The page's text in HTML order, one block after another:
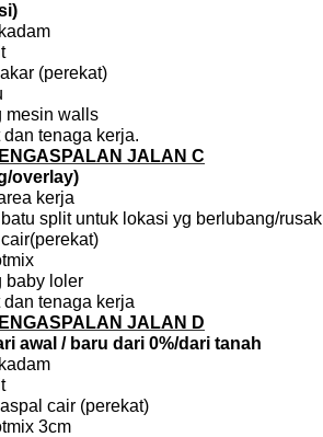
(perekat)
mesin walls
tenaga kerja.
JALAN C
overlay)
kerja
split untuk lokasi yg berlubang/rusak
baby loler
tenaga kerja
JALAN D
awal / baru dari 0%/dari tanah
cair (perekat)
3cm